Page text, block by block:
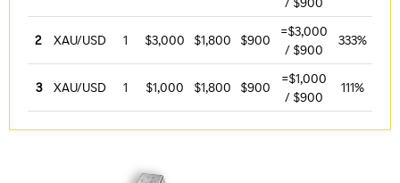
2 XAU/USD 1 $3,000 $1,800 $900
=$3,000
/ $900
333%
3 XAU/USD 1 $1,000 $1,800 $900
=$1,000
/ $900
111%